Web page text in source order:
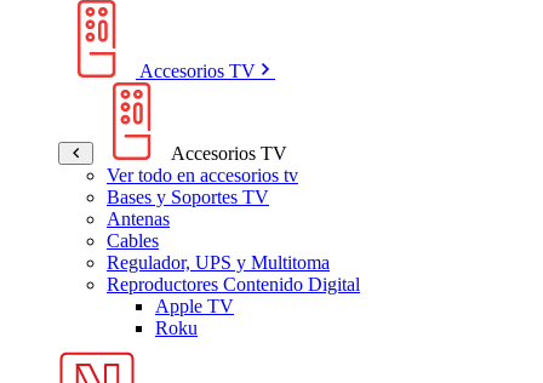
Accesorios TV
Accesorios TV
Ver todo en accesorios tv
Bases y Soportes TV
Antenas
Cables
Regulador, UPS y Multitoma
Reproductores Contenido Digital
Apple TV
Roku